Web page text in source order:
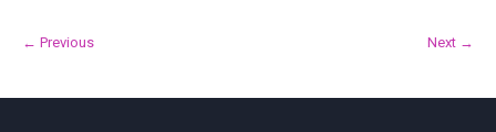
← Previous Next →